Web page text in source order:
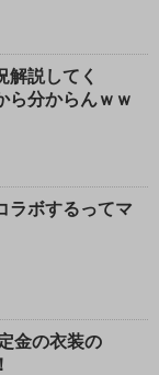
解説してく
ら分からんｗｗ
ラボするってマ
金の衣装の